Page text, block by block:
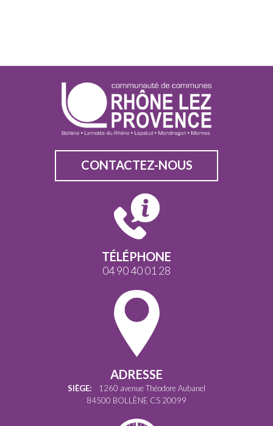
CONTACTEZ-NOUS
TÉLÉPHONE
04 90 40 01 28
ADRESSE
SIÈGE: 1260 avenue Théodore Aubanel
84500 BOLLÈNE CS 20099